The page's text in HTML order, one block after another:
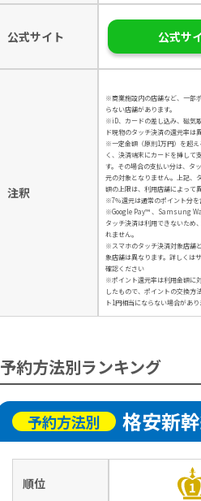
公式サイト 公式サ
注釈
※商業施設内の店舗など、一部
らない店舗があります。
※iD、カードの差し込み、磁気
ド現物のタッチ決済の還元率は
※一定金額（原則1万円）を超
く、決済端末にカードを挿して
す。その場合の支払い分は、タ
元の対象となりません。上記、
額の上限は、利用店舗によって
※7％還元は通常のポイント分を
※Google Pay™ 、Samsung
タッチ決済は利用できないため
れません。
※スマホのタッチ決済対象店舗
象店舗は異なります。詳しくは
確認ください
※ポイント還元率は利用金額に
したもので、ポイントの交換方
ト1円相当にならない場合があり
予約方法別ランキング
予約方法別 格安新
順位